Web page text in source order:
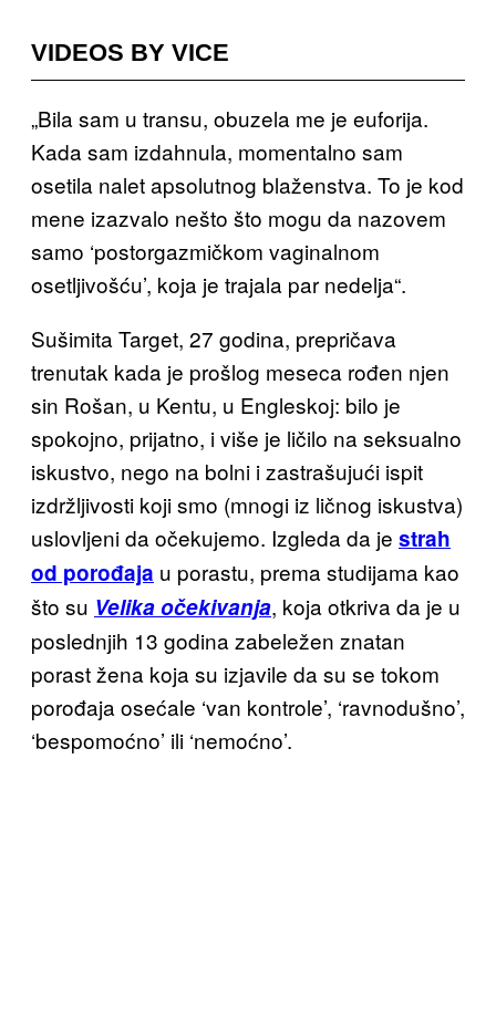
VIDEOS BY VICE
„Bila sam u transu, obuzela me je euforija.
Kada sam izdahnula, momentalno sam
osetila nalet apsolutnog blaženstva. To je kod
mene izazvalo nešto što mogu da nazovem
samo ‘postorgazmičkom vaginalnom
osetljivošću’, koja je trajala par nedelja“.
Sušimita Target, 27 godina, prepričava
trenutak kada je prošlog meseca rođen njen
sin Rošan, u Kentu, u Engleskoj: bilo je
spokojno, prijatno, i više je ličilo na seksualno
iskustvo, nego na bolni i zastrašujući ispit
izdržljivosti koji smo (mnogi iz ličnog iskustva)
uslovljeni da očekujemo. Izgleda da je strah
od porođaja u porastu, prema studijama kao
što su Velika očekivanja, koja otkriva da je u
poslednjih 13 godina zabeležen znatan
porast žena koja su izjavile da su se tokom
porođaja osećale ‘van kontrole’, ‘ravnodušno’,
‘bespomoćno’ ili ‘nemoćno’.